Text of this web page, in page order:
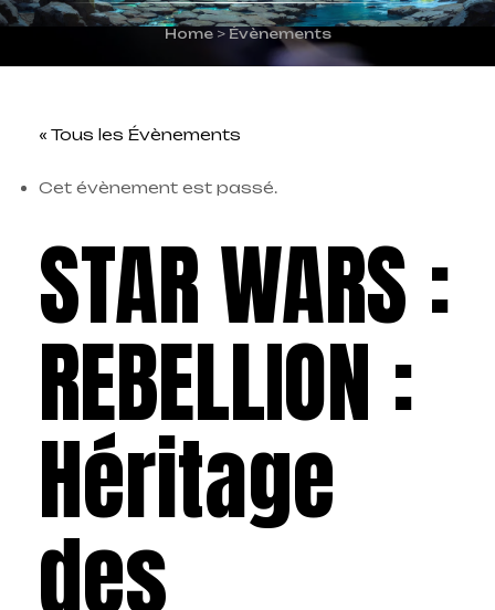
Home> Évènements
« Tous les Évènements
Cet évènement est passé.
STAR WARS :
REBELLION :
Héritage
des